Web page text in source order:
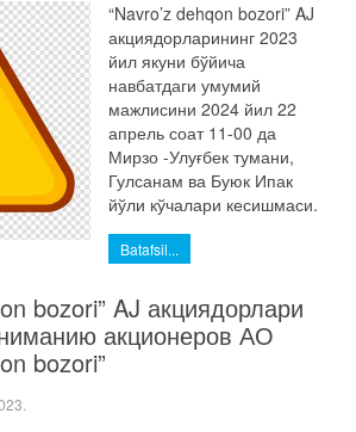
“Navro’z dehqon bozori” AJ
акциядорларининг 2023
йил якуни бўйича
навбатдаги умумий
мажлисини 2024 йил 22
апрель соат 11-00 да
Мирзо -Улуғбек тумани,
Гулсанам ва Буюк Ипак
йўли кўчалари кесишмаси.
Batafsil...
bozori” AJ акциядорлари
акционеров АО
bozori”